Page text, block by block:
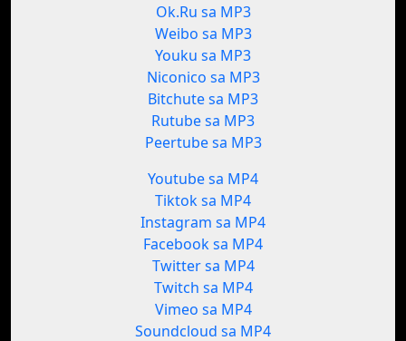
Ok.Ru sa MP3
Weibo sa MP3
Youku sa MP3
Niconico sa MP3
Bitchute sa MP3
Rutube sa MP3
Peertube sa MP3
Youtube sa MP4
Tiktok sa MP4
Instagram sa MP4
Facebook sa MP4
Twitter sa MP4
Twitch sa MP4
Vimeo sa MP4
Soundcloud sa MP4